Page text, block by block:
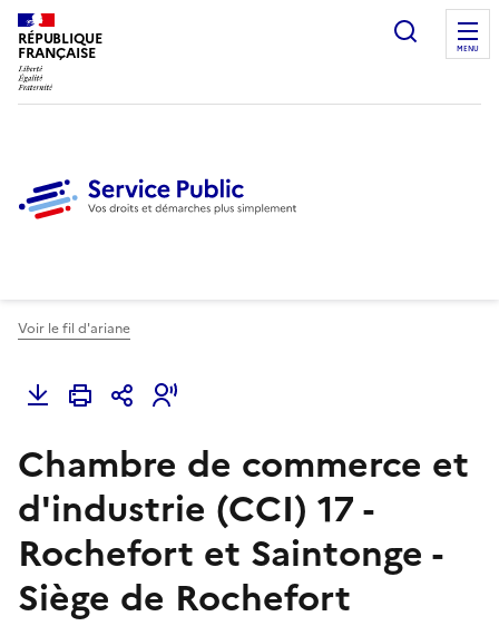
RÉPUBLIQUE
FRANÇAISE
Ouvrir
MENU
Voir le fil d'ariane
Chambre de commerce et
d'industrie (CCI) 17 -
Rochefort et Saintonge -
Siège de Rochefort